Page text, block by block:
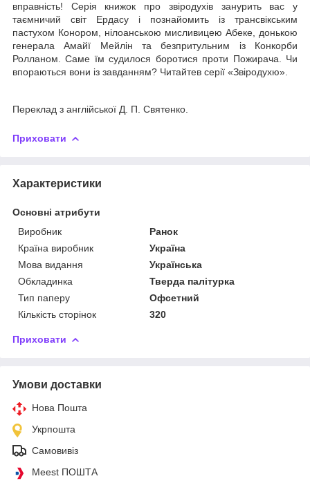
вправність! Серія книжок про звіродухів занурить вас у
таємничий світ Ердасу і познайомить із трансвікським
пастухом Конором, нілоанською мисливицею Абеке, донькою
генерала Амайї Мейлін та безпритульним із Конкорби
Ролланом. Саме їм судилося боротися проти Пожирача. Чи
впораються вони із завданням? Читайтев серії «Звіродухю».
Переклад з англійської Д. П. Святенко.
Приховати
Характеристики
Основні атрибути
Виробник
Ранок
Країна виробник
Україна
Мова видання
Українська
Обкладинка
Тверда палітурка
Тип паперу
Офсетний
Кількість сторінок
320
Приховати
Умови доставки
Нова Пошта
Укрпошта
Самовивіз
Meest ПОШТА